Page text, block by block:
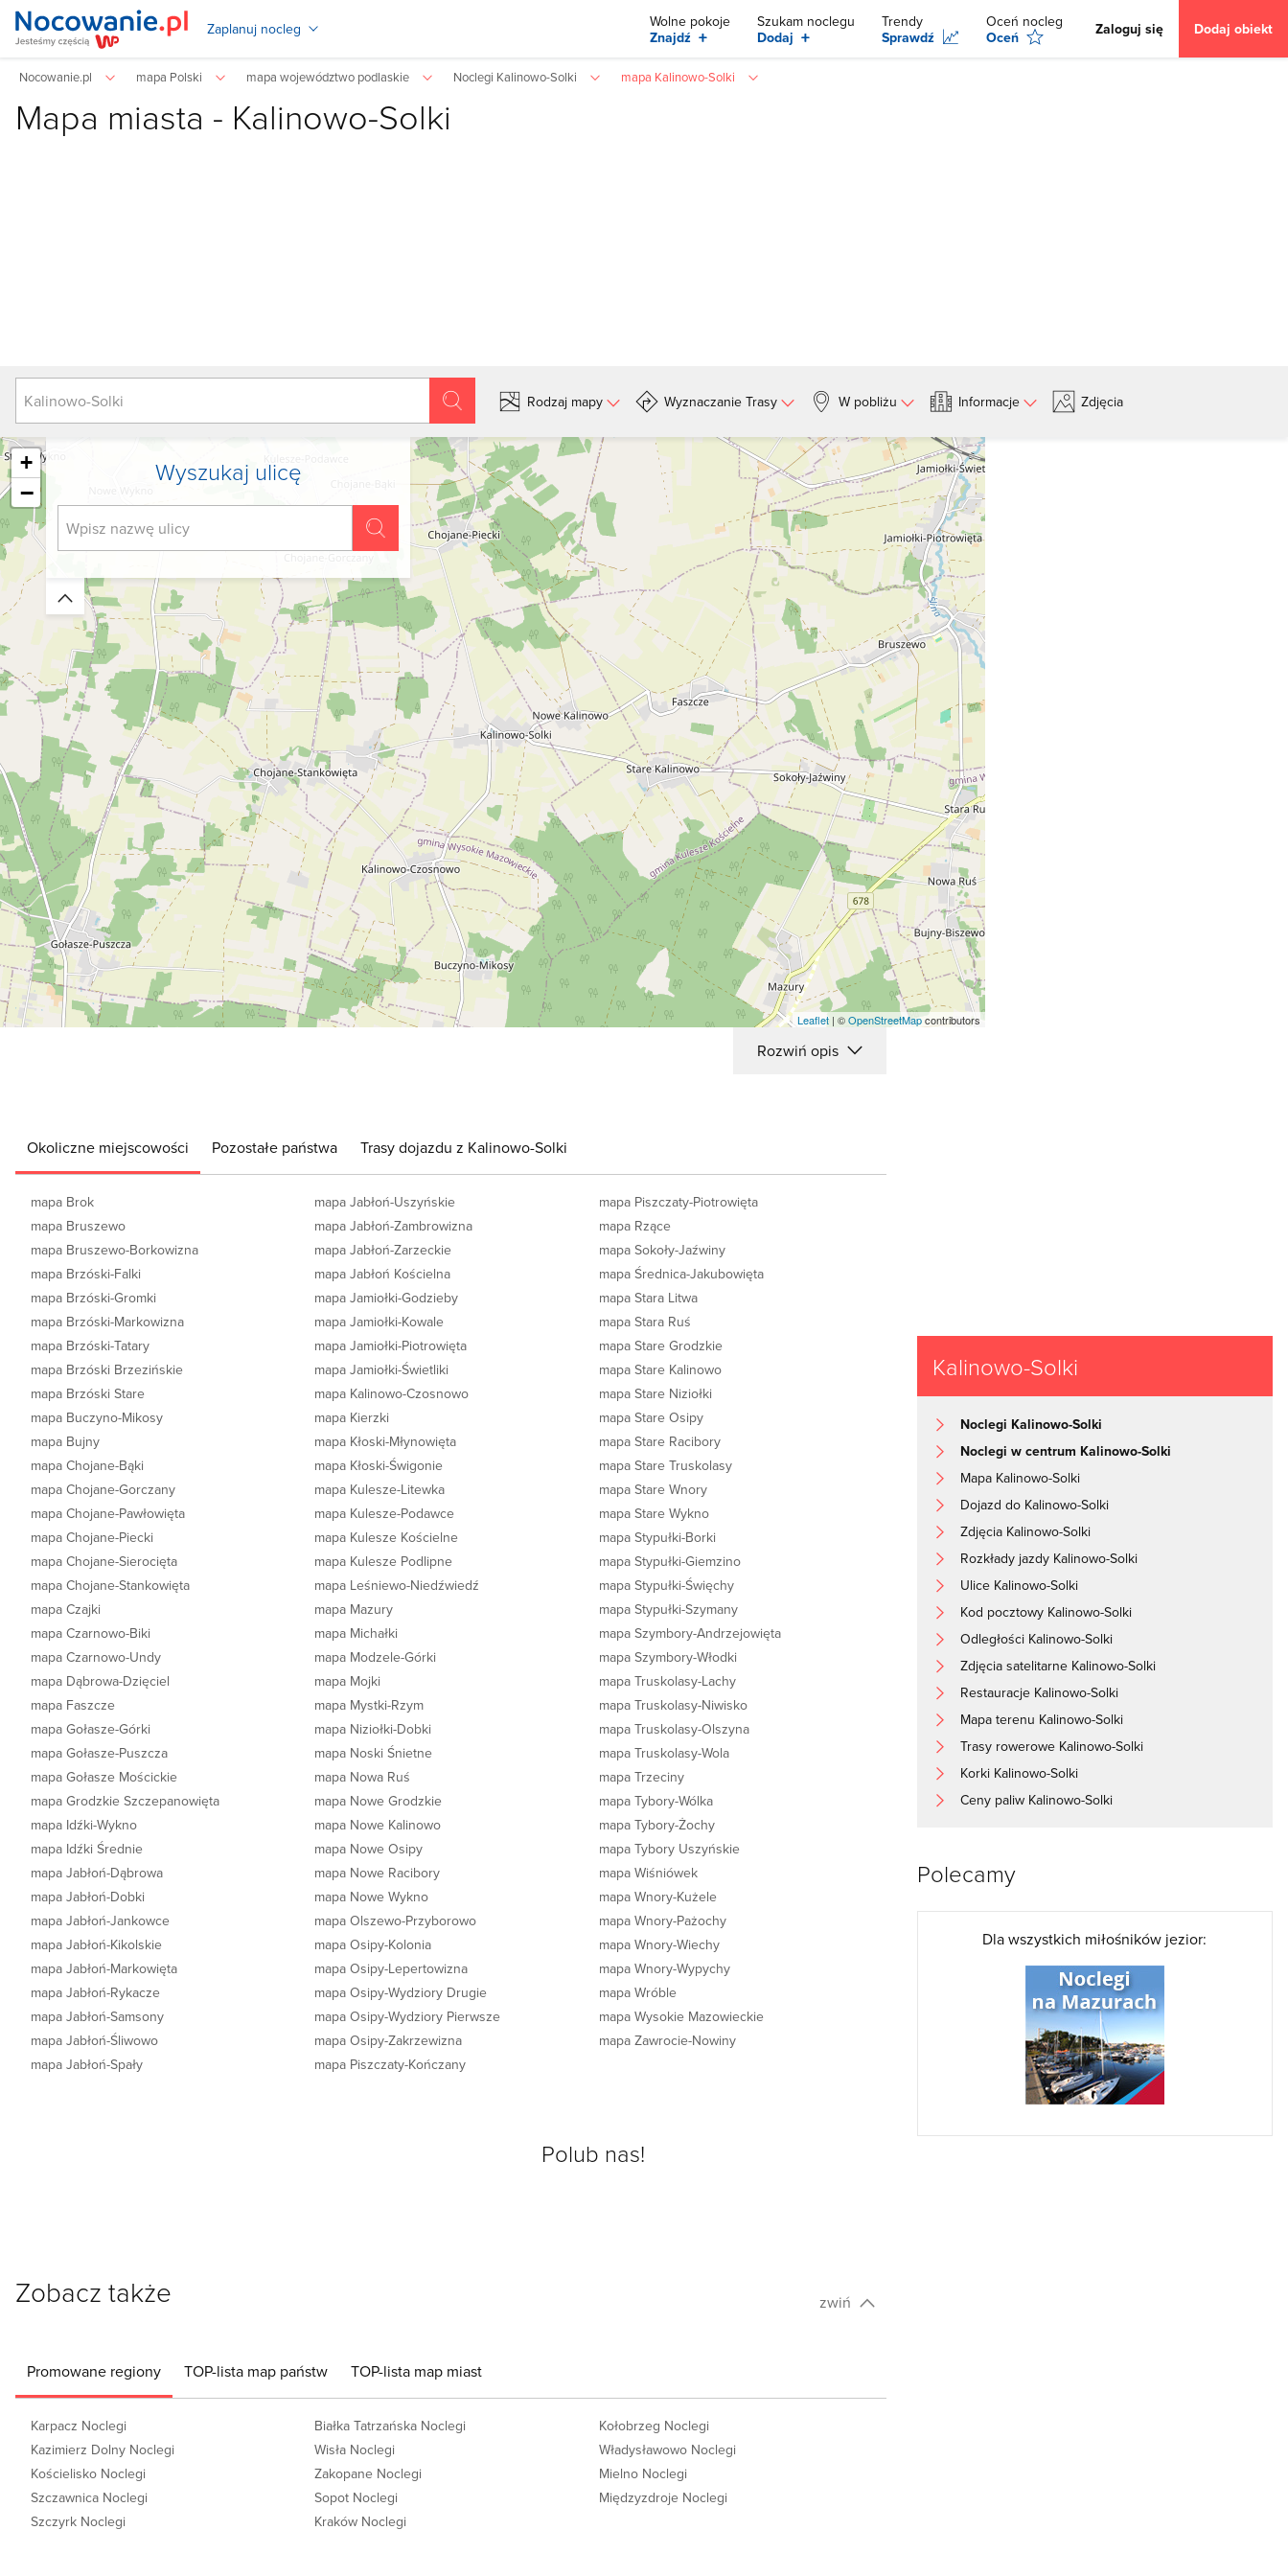
Zaplanuj nocleg
Wolne pokoje
Znajdź +
Szukam noclegu
Dodaj +
Trendy
Sprawdź
Oceń nocleg
Oceń
Zaloguj się Dodaj obiekt
Nocowanie.pl mapa Polski mapa województwo podlaskie Noclegi Kalinowo-Solki mapa Kalinowo-Solki
Mapa miasta - Kalinowo-Solki
Szukaj
Rodzaj mapy Wyznaczanie Trasy W pobliżu Informacje Zdjęcia
Wyszukaj ulicę
Szukaj
Zwiń/rozwiń
+
−
Leaflet| ©OpenStreetMapcontributors
Rozwiń opis
Okoliczne miejscowości Pozostałe państwa Trasy dojazdu z Kalinowo-Solki
mapa Brok
mapa Bruszewo
mapa Bruszewo-Borkowizna
mapa Brzóski-Falki
mapa Brzóski-Gromki
mapa Brzóski-Markowizna
mapa Brzóski-Tatary
mapa Brzóski Brzezińskie
mapa Brzóski Stare
mapa Buczyno-Mikosy
mapa Bujny
mapa Chojane-Bąki
mapa Chojane-Gorczany
mapa Chojane-Pawłowięta
mapa Chojane-Piecki
mapa Chojane-Sierocięta
mapa Chojane-Stankowięta
mapa Czajki
mapa Czarnowo-Biki
mapa Czarnowo-Undy
mapa Dąbrowa-Dzięciel
mapa Faszcze
mapa Gołasze-Górki
mapa Gołasze-Puszcza
mapa Gołasze Mościckie
mapa Grodzkie Szczepanowięta
mapa Idźki-Wykno
mapa Idźki Średnie
mapa Jabłoń-Dąbrowa
mapa Jabłoń-Dobki
mapa Jabłoń-Jankowce
mapa Jabłoń-Kikolskie
mapa Jabłoń-Markowięta
mapa Jabłoń-Rykacze
mapa Jabłoń-Samsony
mapa Jabłoń-Śliwowo
mapa Jabłoń-Spały
mapa Jabłoń-Uszyńskie
mapa Jabłoń-Zambrowizna
mapa Jabłoń-Zarzeckie
mapa Jabłoń Kościelna
mapa Jamiołki-Godzieby
mapa Jamiołki-Kowale
mapa Jamiołki-Piotrowięta
mapa Jamiołki-Świetliki
mapa Kalinowo-Czosnowo
mapa Kierzki
mapa Kłoski-Młynowięta
mapa Kłoski-Świgonie
mapa Kulesze-Litewka
mapa Kulesze-Podawce
mapa Kulesze Kościelne
mapa Kulesze Podlipne
mapa Leśniewo-Niedźwiedź
mapa Mazury
mapa Michałki
mapa Modzele-Górki
mapa Mojki
mapa Mystki-Rzym
mapa Niziołki-Dobki
mapa Noski Śnietne
mapa Nowa Ruś
mapa Nowe Grodzkie
mapa Nowe Kalinowo
mapa Nowe Osipy
mapa Nowe Racibory
mapa Nowe Wykno
mapa Olszewo-Przyborowo
mapa Osipy-Kolonia
mapa Osipy-Lepertowizna
mapa Osipy-Wydziory Drugie
mapa Osipy-Wydziory Pierwsze
mapa Osipy-Zakrzewizna
mapa Piszczaty-Kończany
mapa Piszczaty-Piotrowięta
mapa Rzące
mapa Sokoły-Jaźwiny
mapa Średnica-Jakubowięta
mapa Stara Litwa
mapa Stara Ruś
mapa Stare Grodzkie
mapa Stare Kalinowo
mapa Stare Niziołki
mapa Stare Osipy
mapa Stare Racibory
mapa Stare Truskolasy
mapa Stare Wnory
mapa Stare Wykno
mapa Stypułki-Borki
mapa Stypułki-Giemzino
mapa Stypułki-Święchy
mapa Stypułki-Szymany
mapa Szymbory-Andrzejowięta
mapa Szymbory-Włodki
mapa Truskolasy-Lachy
mapa Truskolasy-Niwisko
mapa Truskolasy-Olszyna
mapa Truskolasy-Wola
mapa Trzeciny
mapa Tybory-Wólka
mapa Tybory-Żochy
mapa Tybory Uszyńskie
mapa Wiśniówek
mapa Wnory-Kużele
mapa Wnory-Pażochy
mapa Wnory-Wiechy
mapa Wnory-Wypychy
mapa Wróble
mapa Wysokie Mazowieckie
mapa Zawrocie-Nowiny
Polub nas!
Zobacz także zwiń
Promowane regiony TOP-lista map państw TOP-lista map miast
Karpacz Noclegi
Kazimierz Dolny Noclegi
Kościelisko Noclegi
Szczawnica Noclegi
Szczyrk Noclegi
Białka Tatrzańska Noclegi
Wisła Noclegi
Zakopane Noclegi
Sopot Noclegi
Kraków Noclegi
Kołobrzeg Noclegi
Władysławowo Noclegi
Mielno Noclegi
Międzyzdroje Noclegi
Kalinowo-Solki
Noclegi Kalinowo-Solki
Noclegi w centrum Kalinowo-Solki
Mapa Kalinowo-Solki
Dojazd do Kalinowo-Solki
Zdjęcia Kalinowo-Solki
Rozkłady jazdy Kalinowo-Solki
Ulice Kalinowo-Solki
Kod pocztowy Kalinowo-Solki
Odległości Kalinowo-Solki
Zdjęcia satelitarne Kalinowo-Solki
Restauracje Kalinowo-Solki
Mapa terenu Kalinowo-Solki
Trasy rowerowe Kalinowo-Solki
Korki Kalinowo-Solki
Ceny paliw Kalinowo-Solki
Polecamy
Dla wszystkich miłośników jezior: